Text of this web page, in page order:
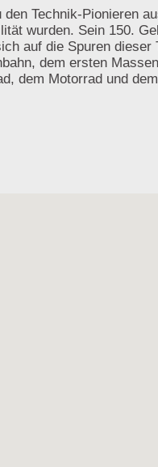
Technik-Pionieren
wurden. Sein 150.
auf die Spuren dieser
dem ersten
dem Motorrad und